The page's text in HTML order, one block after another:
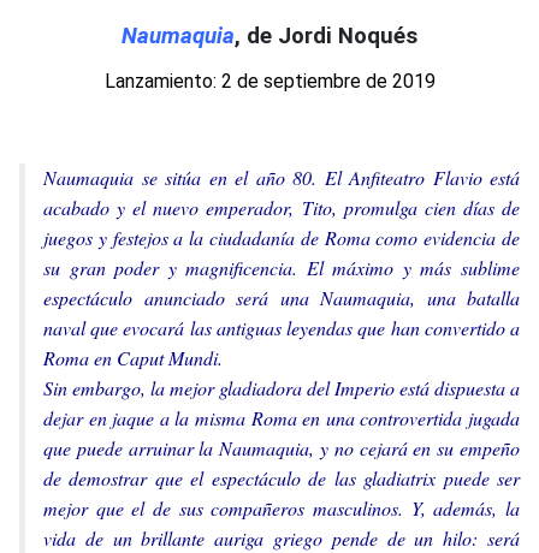
Naumaquia, de Jordi Noqués
Lanzamiento: 2 de septiembre de 2019
Naumaquia se sitúa en el año 80. El Anfiteatro Flavio está
acabado y el nuevo emperador, Tito, promulga cien días de
juegos y festejos a la ciudadanía de Roma como evidencia de
su gran poder y magnificencia. El máximo y más sublime
espectáculo anunciado será una Naumaquia, una batalla
naval que evocará las antiguas leyendas que han convertido a
Roma en Caput Mundi.
Sin embargo, la mejor gladiadora del Imperio está dispuesta a
dejar en jaque a la misma Roma en una controvertida jugada
que puede arruinar la Naumaquia, y no cejará en su empeño
de demostrar que el espectáculo de las gladiatrix puede ser
mejor que el de sus compañeros masculinos. Y, además, la
vida de un brillante auriga griego pende de un hilo: será